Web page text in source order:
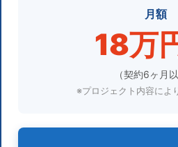
月額
18万
（契約6ヶ月以
※プロジェクト内容によ